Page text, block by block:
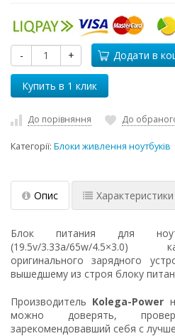
- + Додати в
До порівняння До
Категорії: Блоки живлення ноутбуків
Опис Характеристики
Блок питания для
(19.5v/3.33a/65w/4.5×3.0)
оригинального зарядного
вышедшему из строя блоку
Производитель Kolega-Power
можно доверять,
зарекомендовавший себя с